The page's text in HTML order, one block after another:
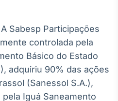
Energia
O setor de
energia elétrica
no Brasil
Broadcast
White Label
Sabesp Participações
controlada pela
Básico do Estado
adquiriu 90% das ações
(Sanessol S.A.),
Iguá Saneamento